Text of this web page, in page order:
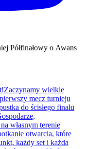
Półfinałowy o Awans